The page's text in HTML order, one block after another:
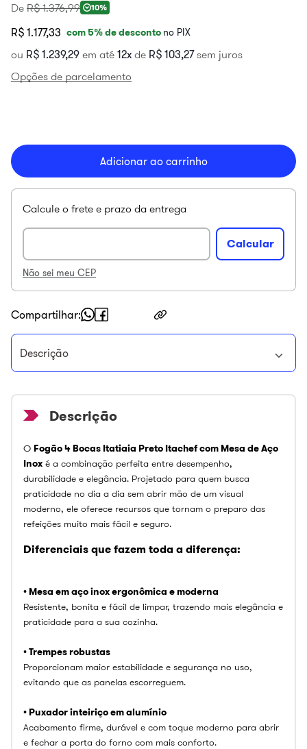
De R$ 1.376,99 10%
R$ 1.177,33 com5% de desconto no PIX
ou R$ 1.239,29 em até 12 de R$ 103,27sem juros
Opções de parcelamento
Adicionar ao carrinho
Não sei meu CEP
Compartilhar
Descrição
O Fogão 4 Bocas Itatiaia Preto Itachef com Mesa de Aço
Inox é a combinação perfeita entre desempenho,
durabilidade e elegância. Projetado para quem busca
praticidade no dia a dia sem abrir mão de um visual
moderno, ele oferece recursos que tornam o preparo das
refeições muito mais fácil e seguro.
Diferenciais que fazem toda a diferença:
• Mesa em aço inox ergonômica e moderna
Resistente, bonita e fácil de limpar, trazendo mais elegância e
praticidade para a sua cozinha.
• Trempes robustas
Proporcionam maior estabilidade e segurança no uso,
evitando que as panelas escorreguem.
• Puxador inteiriço em alumínio
Acabamento firme, durável e com toque moderno para abrir
e fechar a porta do forno com mais conforto.